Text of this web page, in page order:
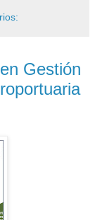
Gestión